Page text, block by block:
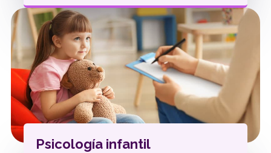
Psicología infantil